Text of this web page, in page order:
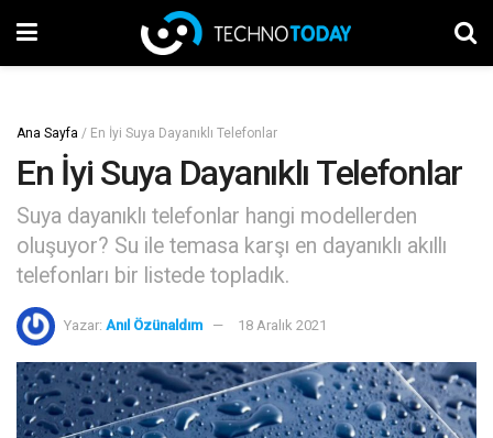
Ana Sayfa / En İyi Suya Dayanıklı Telefonlar
En İyi Suya Dayanıklı Telefonlar
Suya dayanıklı telefonlar hangi modellerden
oluşuyor? Su ile temasa karşı en dayanıklı akıllı
telefonları bir listede topladık.
Yazar: Anıl Özünaldım 18 Aralık 2021